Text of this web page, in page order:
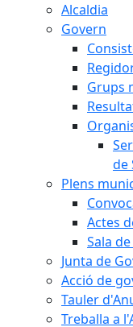
Alcaldia
Govern
Grups
de
Plens
Actes
Sala
Junta de
Acció de
Tauler
Treballa a